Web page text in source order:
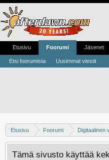
Etusivu Foorumi
Digitaalinen
Digivideo-ongelmat ja -keskustelu
Tämä sivusto käyttää
Etusivu Foorumi
Etsi foorumista Uusimmat viestit
Jäsenet